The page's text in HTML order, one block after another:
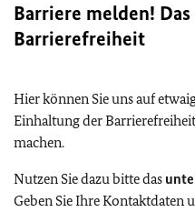
Barriere melden!
Barrierefreiheit
Hier können Sie uns auf
Einhaltung der
machen.
Nutzen Sie dazu bitte das
Geben Sie Ihre Kontaktdaten